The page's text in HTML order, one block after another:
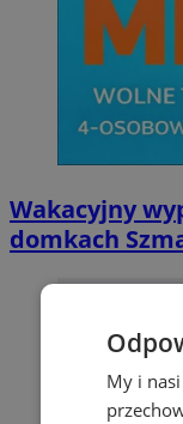
Wakacyjny
domkach
My i